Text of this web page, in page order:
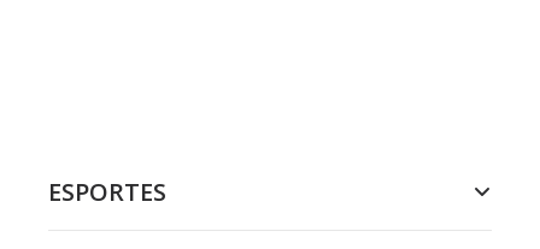
ESPORTES